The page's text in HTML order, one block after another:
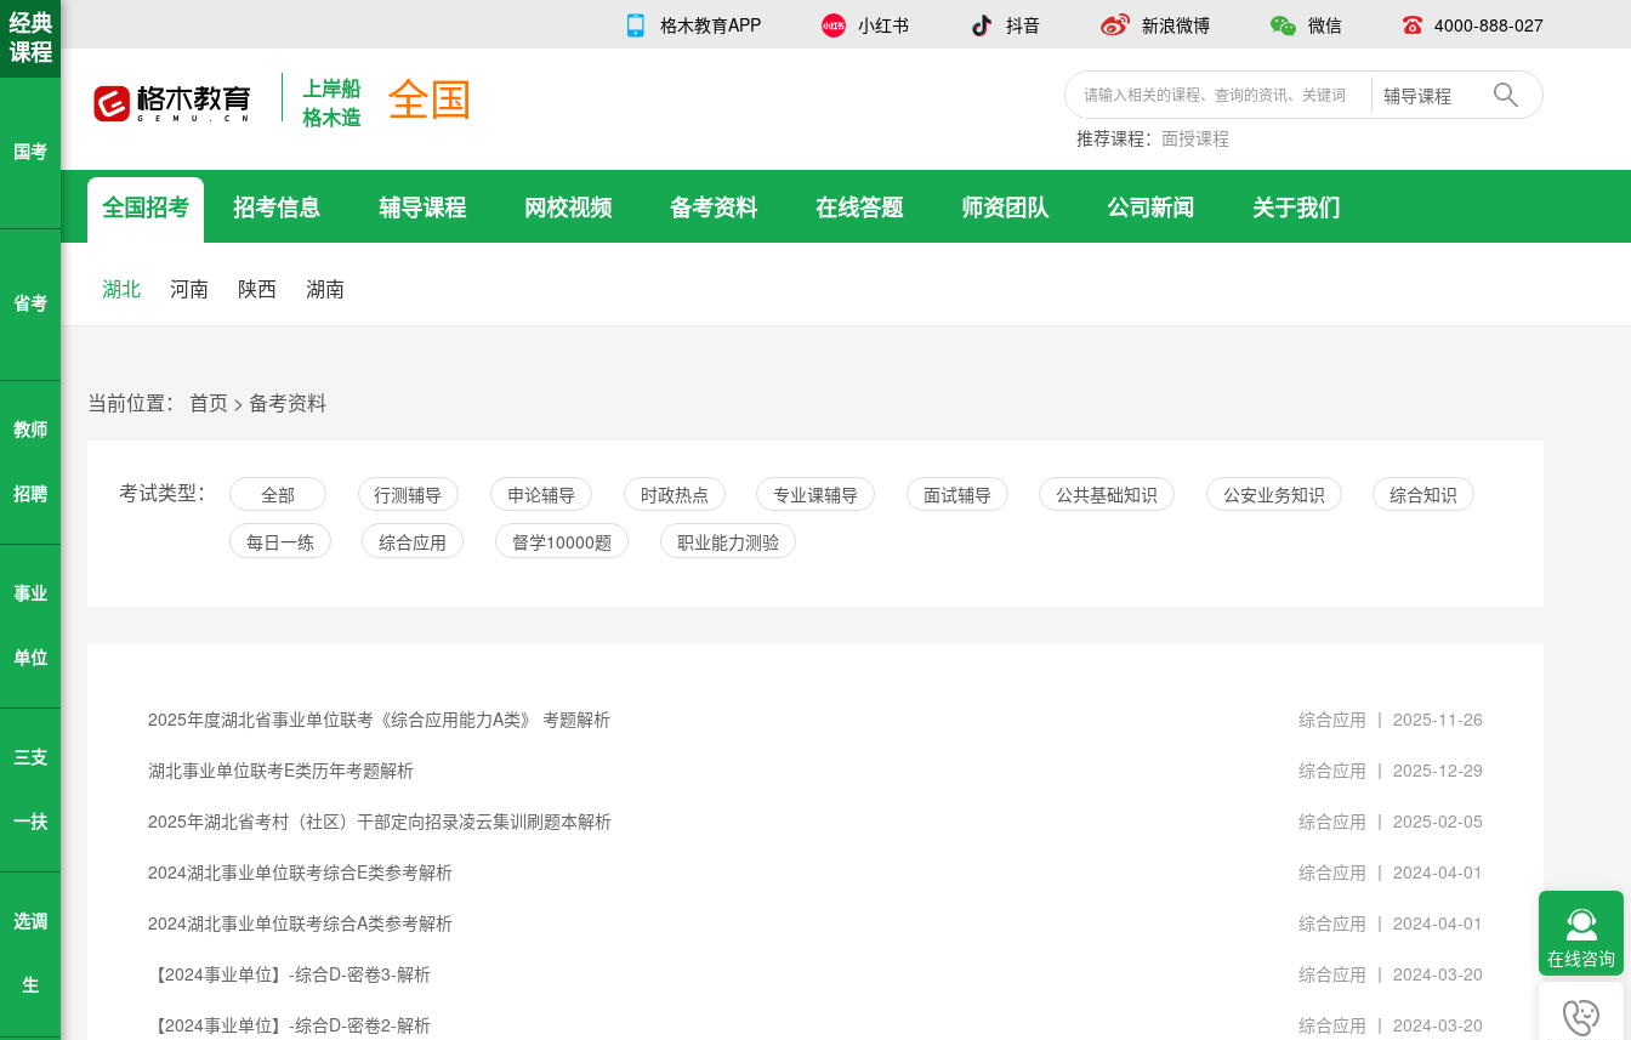
格木教育APP 小红书 抖音 新浪微博 微信 4000-888-027
上岸船
格木造
全国
辅导课程
推荐课程： 面授课程
全国招考 招考信息 辅导课程 网校视频 备考资料 在线答题 师资团队 公司新闻 关于我们
湖北 河南 陕西 湖南
经典
课程
国考
省考
教师
招聘
事业
单位
三支
一扶
选调
生
当前位置： 首页 > 备考资料
考试类型： 全部 行测辅导 申论辅导 时政热点 专业课辅导 面试辅导 公共基础知识 公安业务知识
综合知识
每日一练
综合应用 督学10000题 职业能力测验
2025年度湖北省事业单位联考《综合应用能力A类》 考题解析 综合应用 丨 2025-11-26
湖北事业单位联考E类历年考题解析 综合应用 丨 2025-12-29
2025年湖北省考村（社区）干部定向招录凌云集训刷题本解析 综合应用 丨 2025-02-05
2024湖北事业单位联考综合E类参考解析 综合应用 丨 2024-04-01
2024湖北事业单位联考综合A类参考解析 综合应用 丨 2024-04-01
【2024事业单位】-综合D-密卷3-解析 综合应用 丨 2024-03-20
【2024事业单位】-综合D-密卷2-解析 综合应用 丨 2024-03-20
在线咨询